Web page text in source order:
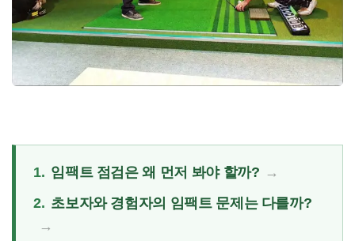
1. 임팩트 점검은 왜 먼저 봐야 할까?
2. 초보자와 경험자의 임팩트 문제는 다를까?